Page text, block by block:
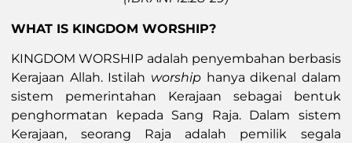
WHAT IS KINGDOM WORSHIP?
KINGDOM WORSHIP adalah penyembahan berbasis
Kerajaan Allah. Istilah worship hanya dikenal dalam
sistem pemerintahan Kerajaan sebagai bentuk
penghormatan kepada Sang Raja. Dalam sistem
Kerajaan, seorang Raja adalah pemilik segala